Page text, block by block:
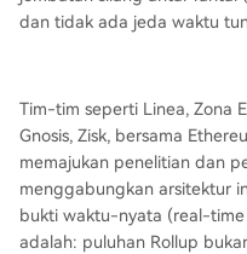
dan tidak ada jeda waktu
Tim-tim seperti Linea, Zona
Gnosis, Zisk, bersama
memajukan penelitian dan
menggabungkan arsitektur
bukti waktu-nyata (real-time
adalah: puluhan Rollup